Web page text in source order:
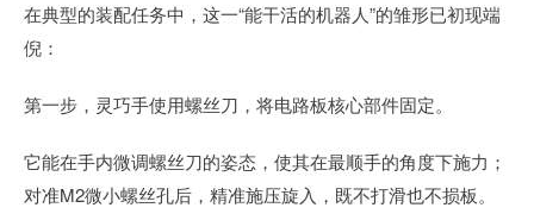
在典型的装配任务中，这一“能干活的机器人”的雏形已初现端
倪：
第一步，灵巧手使用螺丝刀，将电路板核心部件固定。
它能在手内微调螺丝刀的姿态，使其在最顺手的角度下施力；
对准M2微小螺丝孔后，精准施压旋入，既不打滑也不损板。